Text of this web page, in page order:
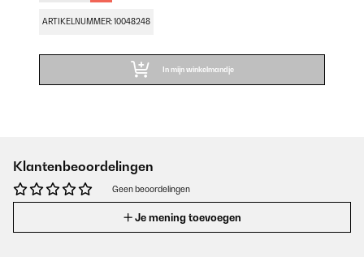
ARTIKELNUMMER: 10048248
In mijn winkelmandje
Klantenbeoordelingen
Geen beoordelingen
Je mening toevoegen